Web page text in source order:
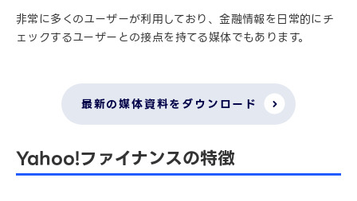
非常に多くのユーザーが利用しており、金融情報を日常的にチ
ェックするユーザーとの接点を持てる媒体でもあります。
最新の媒体資料をダウンロード
Yahoo!ファイナンスの特徴